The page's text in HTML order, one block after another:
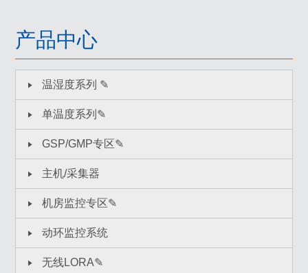
产品中心
温湿度系列 ✎
单温度系列✎
GSP/GMP专区✎
主机/采集器
机房监控专区✎
动环监控系统
无线LORA✎